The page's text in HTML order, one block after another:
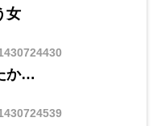
女
か…